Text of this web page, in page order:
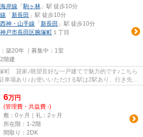
岸線 「駒ヶ林 」駅 徒歩10分
「 新長田 」駅 徒歩10分
神・山手線 「 新長田 」駅 徒歩10分
神戸市長田区腕塚町 １丁目
築20年 ｜募集中： 1室
階建
町 貸家♪眺望良好な一戸建てで魅力的です♪こちら
車場あり♪お使いいただける駅は2駅あり、行き先に
6万円
(管理費・共益費 -)
敷：0ヶ月｜礼：2ヶ月
所在階：1-2階
間取り：2DK